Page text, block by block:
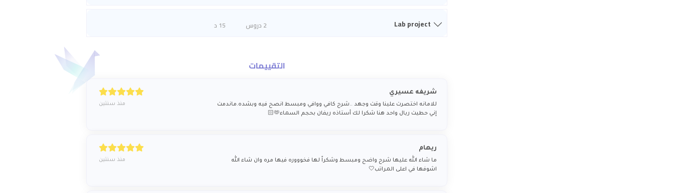
Lab project 2 دروس 15 د
التقييمات
شريفه عسيري
للامانه اختصرت علينا وقت وجهد ..شرح كافي ووافي ومبسط انصح فيه وبشده.ماندمت
إني حطيت ريال واحد هنا شكرا لك أستاذه ريفان بحجم السماء🫶🏻
منذ سنتين
ريهام
ما شاء الله عليها شرح واضح ومبسط وشكراً لها فخوووره فيها مره وان شاء الله
اشوفها في اعلى المراتب🤍
منذ سنتين